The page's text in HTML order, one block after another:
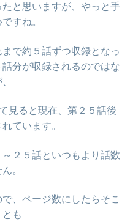
と思いますが、やっと手
すね。
で約５話ずつ収録となっ
分が収録されるのではな
見ると現在、第２５話後
ています。
２５話といつもより話数
。
、ページ数にしたらそこ
も